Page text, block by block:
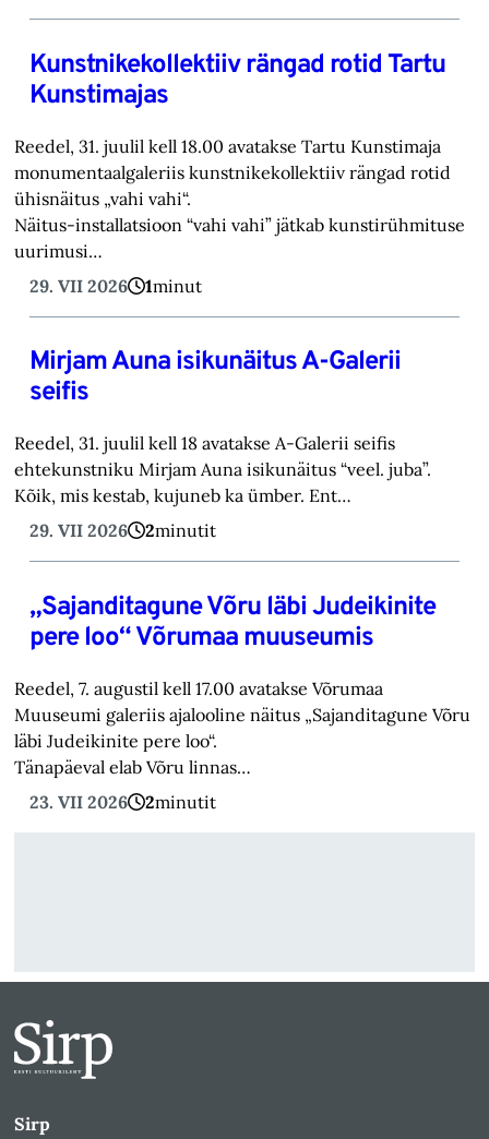
Kunstnikekollektiiv rängad rotid Tartu
Kunstimajas
Reedel, 31. juulil kell 18.00 avatakse Tartu Kunstimaja
monumentaalgaleriis kunstnikekollektiiv rängad rotid
ühisnäitus „vahi vahi“.
Näitus-installatsioon “vahi vahi” jätkab kunstirühmituse
uurimusi…
29. VII 2026
1minut
Mirjam Auna isikunäitus A-Galerii
seifis
Reedel, 31. juulil kell 18 avatakse A-Galerii seifis
ehtekunstniku Mirjam Auna isikunäitus “veel. juba”.
Kõik, mis kestab, kujuneb ka ümber. Ent…
29. VII 2026
2minutit
„Sajanditagune Võru läbi Judeikinite
pere loo“ Võrumaa muuseumis
Reedel, 7. augustil kell 17.00 avatakse Võrumaa
Muuseumi galeriis ajalooline näitus „Sajanditagune Võru
läbi Judeikinite pere loo“.
Tänapäeval elab Võru linnas…
23. VII 2026
2minutit
Sirp